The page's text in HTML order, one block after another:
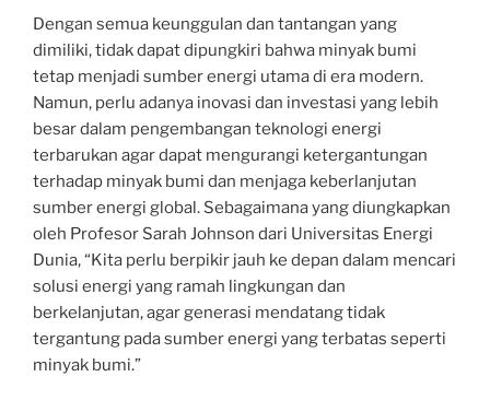
Dengan semua keunggulan dan tantangan yang
dimiliki, tidak dapat dipungkiri bahwa minyak bumi
tetap menjadi sumber energi utama di era modern.
Namun, perlu adanya inovasi dan investasi yang lebih
besar dalam pengembangan teknologi energi
terbarukan agar dapat mengurangi ketergantungan
terhadap minyak bumi dan menjaga keberlanjutan
sumber energi global. Sebagaimana yang diungkapkan
oleh Profesor Sarah Johnson dari Universitas Energi
Dunia, “Kita perlu berpikir jauh ke depan dalam mencari
solusi energi yang ramah lingkungan dan
berkelanjutan, agar generasi mendatang tidak
tergantung pada sumber energi yang terbatas seperti
minyak bumi.”